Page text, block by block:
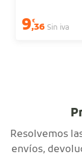
9€
,36 Sin iva
Resolvemos
envíos,